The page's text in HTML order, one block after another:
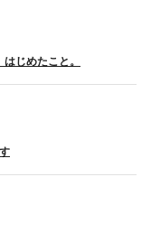
じめたこと。